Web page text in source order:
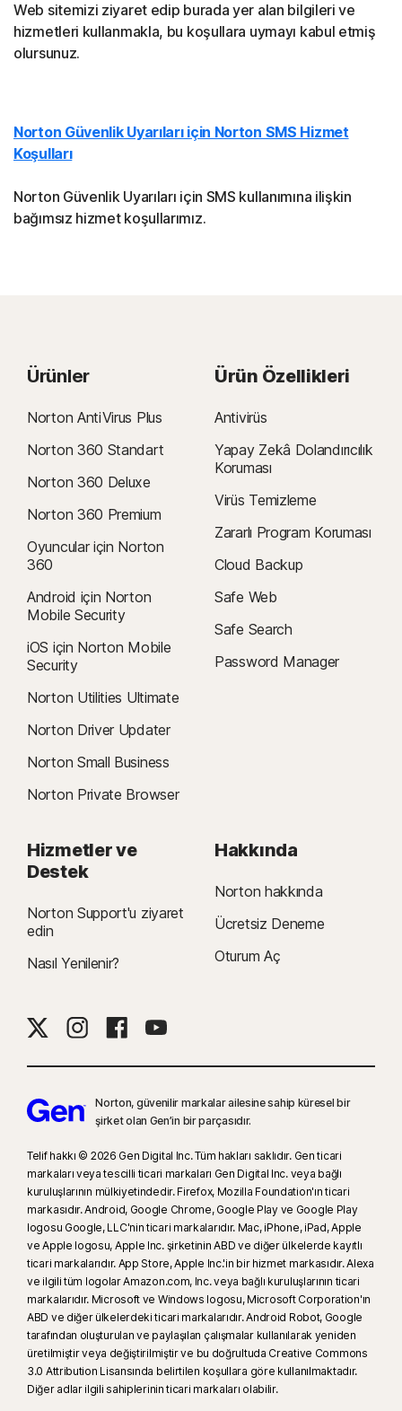
Web sitemizi ziyaret edip burada yer alan bilgileri ve
hizmetleri kullanmakla, bu koşullara uymayı kabul etmiş
olursunuz.
Norton Güvenlik Uyarıları için Norton SMS Hizmet
Koşulları
Norton Güvenlik Uyarıları için SMS kullanımına ilişkin
bağımsız hizmet koşullarımız.
Ürünler
Norton AntiVirus Plus
Norton 360 Standart
Norton 360 Deluxe
Norton 360 Premium
Oyuncular için Norton
360
Android için Norton
Mobile Security
iOS için Norton Mobile
Security
Norton Utilities Ultimate
Norton Driver Updater
Norton Small Business
Norton Private Browser
Ürün Özellikleri
Antivirüs
Yapay Zekâ Dolandırıcılık
Koruması
Virüs Temizleme
Zararlı Program Koruması
Cloud Backup
Safe Web
Safe Search
Password Manager
Hizmetler ve
Destek
Norton Support'u ziyaret
edin
Nasıl Yenilenir?
Hakkında
Norton hakkında
Ücretsiz Deneme
Oturum Aç
Norton, güvenilir markalar ailesine sahip küresel bir
şirket olan Gen’in bir parçasıdır.
Telif hakkı © 2026 Gen Digital Inc. Tüm hakları saklıdır. Gen ticari
markaları veya tescilli ticari markaları Gen Digital Inc. veya bağlı
kuruluşlarının mülkiyetindedir. Firefox, Mozilla Foundation'ın ticari
markasıdır. Android, Google Chrome, Google Play ve Google Play
logosu Google, LLC'nin ticari markalarıdır. Mac, iPhone, iPad, Apple
ve Apple logosu, Apple Inc. şirketinin ABD ve diğer ülkelerde kayıtlı
ticari markalarıdır. App Store, Apple Inc.'in bir hizmet markasıdır. Alexa
ve ilgili tüm logolar Amazon.com, Inc. veya bağlı kuruluşlarının ticari
markalarıdır. Microsoft ve Windows logosu, Microsoft Corporation'ın
ABD ve diğer ülkelerdeki ticari markalarıdır. Android Robot, Google
tarafından oluşturulan ve paylaşılan çalışmalar kullanılarak yeniden
üretilmiştir veya değiştirilmiştir ve bu doğrultuda Creative Commons
3.0 Attribution Lisansında belirtilen koşullara göre kullanılmaktadır.
Diğer adlar ilgili sahiplerinin ticari markaları olabilir.